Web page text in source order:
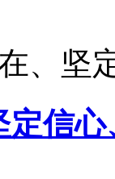
、坚
定信